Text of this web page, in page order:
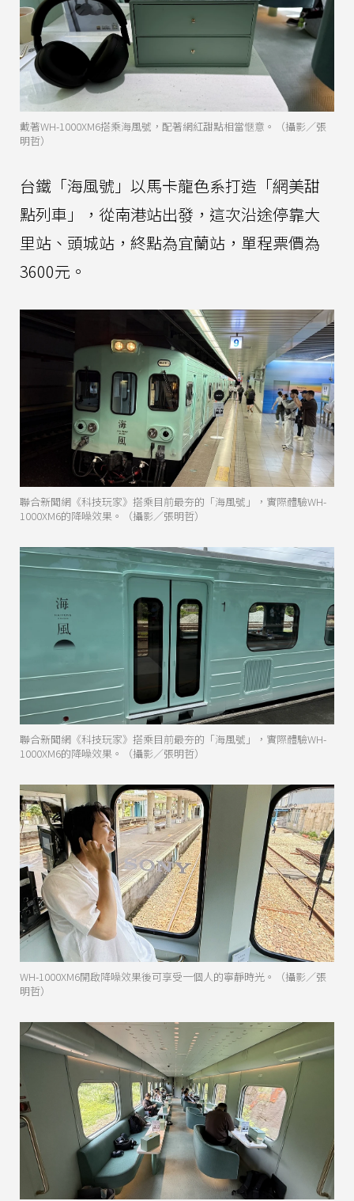
戴著WH-1000XM6搭乘海風號，配著網紅甜點相當愜意。（攝影／張
明哲）
台鐵「海風號」以馬卡龍色系打造「網美甜
點列車」，從南港站出發，這次沿途停靠大
里站、頭城站，終點為宜蘭站，單程票價為
3600元。
聯合新聞網《科技玩家》搭乘目前最夯的「海風號」，實際體驗WH-
1000XM6的降噪效果。（攝影／張明哲）
聯合新聞網《科技玩家》搭乘目前最夯的「海風號」，實際體驗WH-
1000XM6的降噪效果。（攝影／張明哲）
WH-1000XM6開啟降噪效果後可享受一個人的寧靜時光。（攝影／張
明哲）